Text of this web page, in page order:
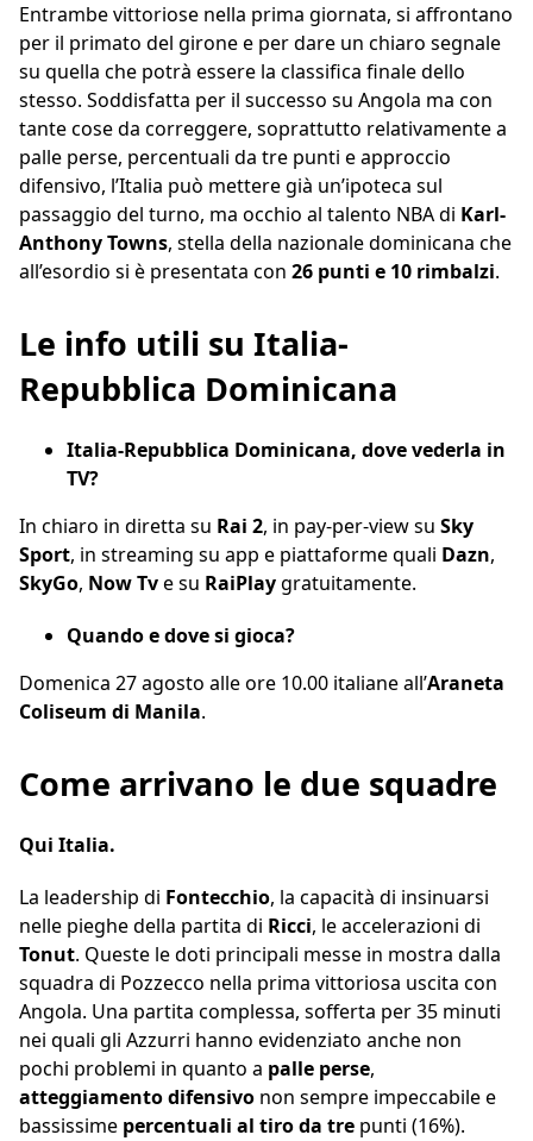
Entrambe vittoriose nella prima giornata, si affrontano
per il primato del girone e per dare un chiaro segnale
su quella che potrà essere la classifica finale dello
stesso. Soddisfatta per il successo su Angola ma con
tante cose da correggere, soprattutto relativamente a
palle perse, percentuali da tre punti e approccio
difensivo, l’Italia può mettere già un’ipoteca sul
passaggio del turno, ma occhio al talento NBA di Karl-
Anthony Towns, stella della nazionale dominicana che
all’esordio si è presentata con 26 punti e 10 rimbalzi.
Le info utili su Italia-
Repubblica Dominicana
Italia-Repubblica Dominicana, dove vederla in
TV?
In chiaro in diretta su Rai 2, in pay-per-view su Sky
Sport, in streaming su app e piattaforme quali Dazn,
SkyGo, Now Tve su RaiPlaygratuitamente.
Quando e dove si gioca?
Domenica 27 agosto alle ore 10.00 italiane all’Araneta
Coliseum di Manila.
Come arrivano le due squadre
Qui Italia.
La leadership di Fontecchio, la capacità di insinuarsi
nelle pieghe della partita di Ricci, le accelerazioni di
Tonut. Queste le doti principali messe in mostra dalla
squadra di Pozzecco nella prima vittoriosa uscita con
Angola. Una partita complessa, sofferta per 35 minuti
nei quali gli Azzurri hanno evidenziato anche non
pochi problemi in quanto a palle perse,
atteggiamento difensivo non sempre impeccabile e
bassissime percentuali al tiro da tre punti (16%).